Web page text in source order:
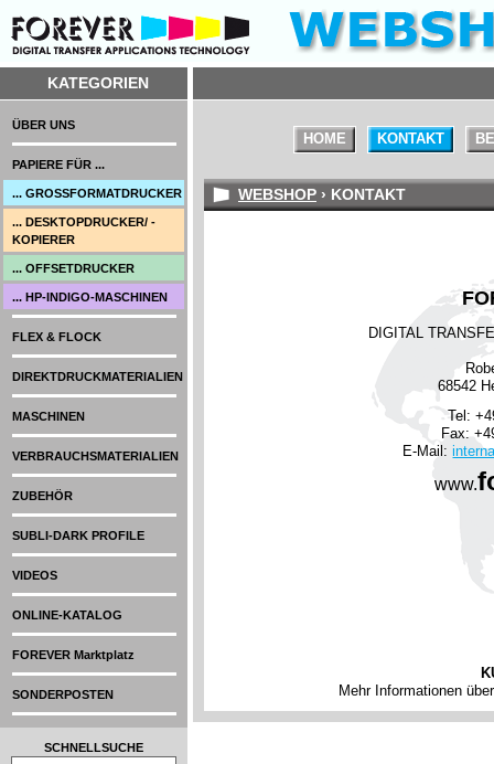
KATEGORIEN
SCHNELLSUCHE
HOME KONTAKT
WEBSHOP › KONTAKT
DIGITAL
68542
Tel:
Fax:
E-Mail:
www.
Mehr Informationen
ÜBER UNS
PAPIERE FÜR ...
... GROSSFORMATDRUCKER
... DESKTOPDRUCKER/ -
KOPIERER
... OFFSETDRUCKER
... HP-INDIGO-MASCHINEN
FLEX & FLOCK
DIREKTDRUCKMATERIALIEN
MASCHINEN
VERBRAUCHSMATERIALIEN
ZUBEHÖR
SUBLI-DARK PROFILE
VIDEOS
ONLINE-KATALOG
FOREVER Marktplatz
SONDERPOSTEN